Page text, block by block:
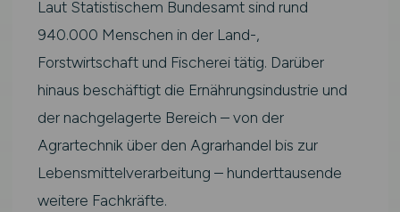
Laut Statistischem Bundesamt sind rund
940.000 Menschen in der Land-,
Forstwirtschaft und Fischerei tätig. Darüber
hinaus beschäftigt die Ernährungsindustrie und
der nachgelagerte Bereich – von der
Agrartechnik über den Agrarhandel bis zur
Lebensmittelverarbeitung – hunderttausende
weitere Fachkräfte.